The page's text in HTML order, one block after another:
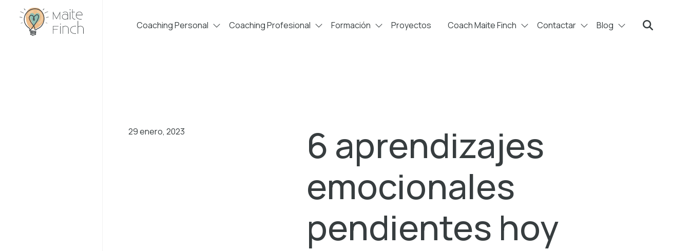
Coaching Personal Coaching Profesional Formación Proyectos Coach Maite Finch Contactar Blog
Search
29 enero, 2023
6 aprendizajes
emocionales
pendientes hoy